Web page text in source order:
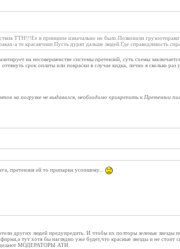
ТТН!!!Ее в принципе изначально не было.Позвонили
а те красавчики.Пусть дурят дальше людей.Где справедливость
на несовершенстве системы претензий, суть схемы
срок оплаты или покраски в случае кидка, лично я сколько раз
на погрузке не выдавался, необходимо прикрепить к Претензии
претензия ей то припарки усопшему...
других людей предупредить. И чтобы их полторы зеленые звезды
тут хотя бы наглядно уже будет,что красные звезды и не стоит
сделают МОДЕРАТОРЫ АТИ.